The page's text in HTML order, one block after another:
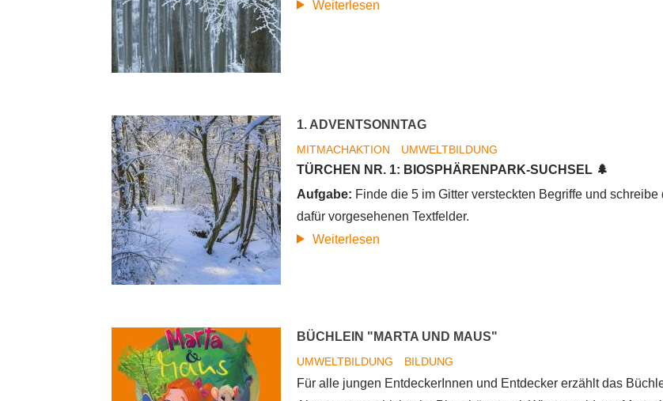
Weiterlesen
1. ADVENTSONNTAG
MITMACHAKTION UMWELTBILDUNG
TÜRCHEN NR. 1: BIOSPHÄRENPARK-SUCHSEL 🌲
Aufgabe: Finde die 5 im Gitter versteckten Begriffe und
dafür vorgesehenen Textfelder.
Weiterlesen
BÜCHLEIN "MARTA UND MAUS"
UMWELTBILDUNG BILDUNG
Für alle jungen EntdeckerInnen und Entdecker erzählt das